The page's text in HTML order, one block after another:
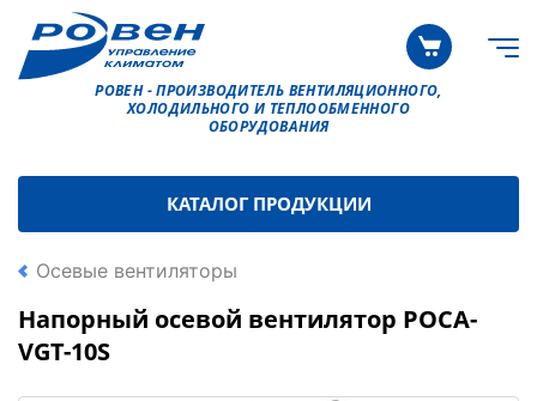
РОВЕН - ПРОИЗВОДИТЕЛЬ ВЕНТИЛЯЦИОННОГО,
ХОЛОДИЛЬНОГО И ТЕПЛООБМЕННОГО
ОБОРУДОВАНИЯ
КАТАЛОГ ПРОДУКЦИИ
Осевые вентиляторы
Напорный осевой вентилятор РОСА-
VGT-10S